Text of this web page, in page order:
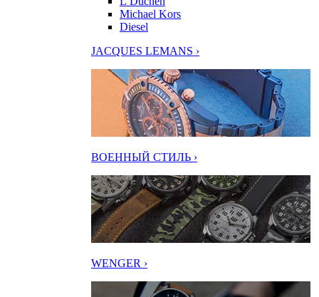
Michael Kors
Diesel
JACQUES LEMANS ›
ВОЕННЫЙ СТИЛЬ ›
WENGER ›